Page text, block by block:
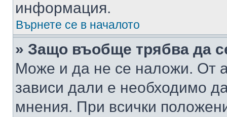
информация.
Върнете се в началото
» Защо въобще трябва да
Може и да не се наложи. От
зависи дали е необходимо
мнения. При всички